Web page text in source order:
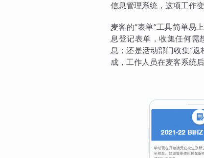
信息管理系统，这项工作
麦客的“表单”工具简单易
息登记表单，收集任何需
息；还是活动部门收集“
成，工作人员在麦客系统